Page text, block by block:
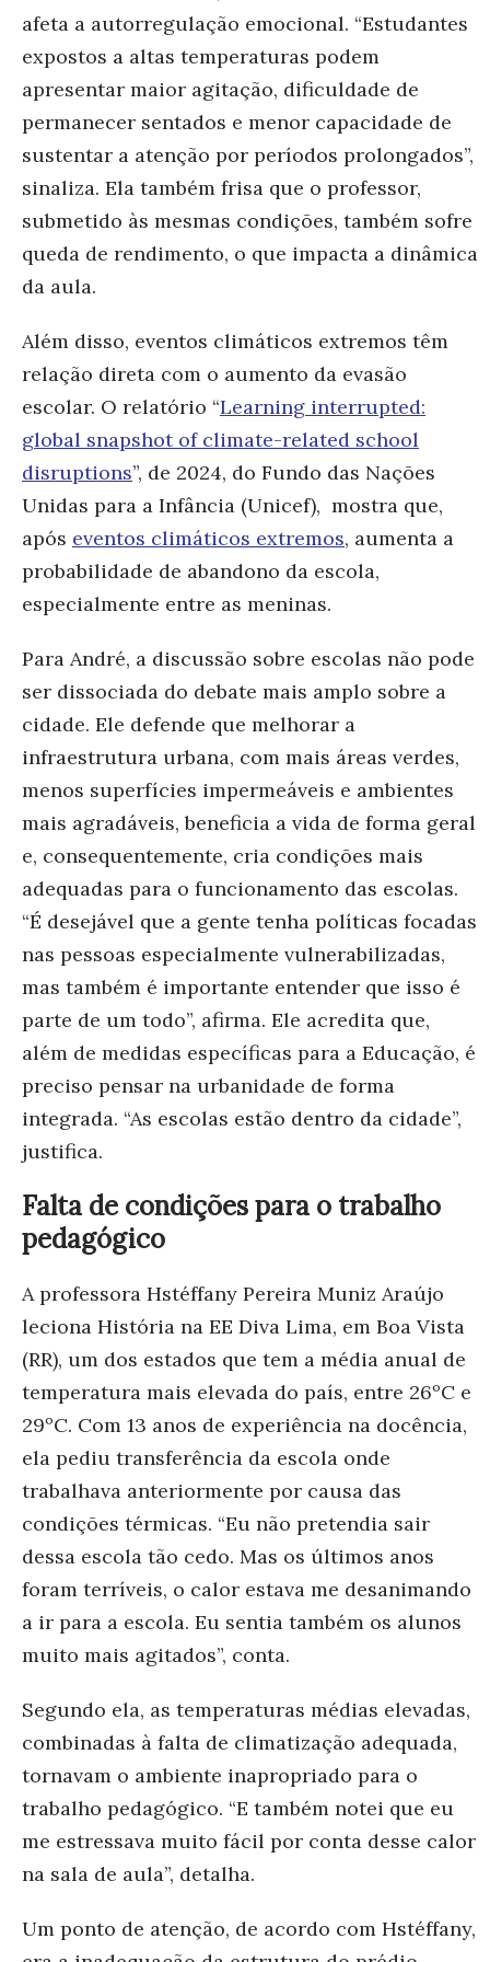
afeta a autorregulação emocional. “Estudantes
expostos a altas temperaturas podem
apresentar maior agitação, dificuldade de
permanecer sentados e menor capacidade de
sustentar a atenção por períodos prolongados”,
sinaliza. Ela também frisa que o professor,
submetido às mesmas condições, também sofre
queda de rendimento, o que impacta a dinâmica
da aula.
Além disso, eventos climáticos extremos têm
relação direta com o aumento da evasão
escolar. O relatório “Learning interrupted:
global snapshot of climate-related school
disruptions”, de 2024, do Fundo das Nações
Unidas para a Infância (Unicef), mostra que,
após eventos climáticos extremos, aumenta a
probabilidade de abandono da escola,
especialmente entre as meninas.
Para André, a discussão sobre escolas não pode
ser dissociada do debate mais amplo sobre a
cidade. Ele defende que melhorar a
infraestrutura urbana, com mais áreas verdes,
menos superfícies impermeáveis e ambientes
mais agradáveis, beneficia a vida de forma geral
e, consequentemente, cria condições mais
adequadas para o funcionamento das escolas.
“É desejável que a gente tenha políticas focadas
nas pessoas especialmente vulnerabilizadas,
mas também é importante entender que isso é
parte de um todo”, afirma. Ele acredita que,
além de medidas específicas para a Educação, é
preciso pensar na urbanidade de forma
integrada. “As escolas estão dentro da cidade”,
justifica.
Falta de condições para o trabalho
pedagógico
A professora Hstéffany Pereira Muniz Araújo
leciona História na EE Diva Lima, em Boa Vista
(RR), um dos estados que tem a média anual de
temperatura mais elevada do país, entre 26ºC e
29ºC. Com 13 anos de experiência na docência,
ela pediu transferência da escola onde
trabalhava anteriormente por causa das
condições térmicas. “Eu não pretendia sair
dessa escola tão cedo. Mas os últimos anos
foram terríveis, o calor estava me desanimando
a ir para a escola. Eu sentia também os alunos
muito mais agitados”, conta.
Segundo ela, as temperaturas médias elevadas,
combinadas à falta de climatização adequada,
tornavam o ambiente inapropriado para o
trabalho pedagógico. “E também notei que eu
me estressava muito fácil por conta desse calor
na sala de aula”, detalha.
Um ponto de atenção, de acordo com Hstéffany,